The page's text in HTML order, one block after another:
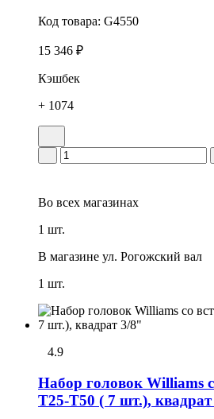
Код товара: G4550
15 346 ₽
Кэшбек
+ 1074
Во всех магазинах
1 шт.
В магазине ул. Рогожский вал
1 шт.
4.9
Набор головок Williams
T25-T50 ( 7 шт.),